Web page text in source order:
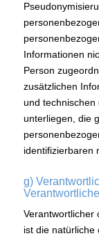
Informationen
Person
zusätzlichen
und
unterliegen, die
identifizierbaren
g)
Verantwortlicher
ist die natürliche